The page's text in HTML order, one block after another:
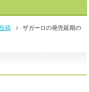
稿
ザガーロの発売延期の